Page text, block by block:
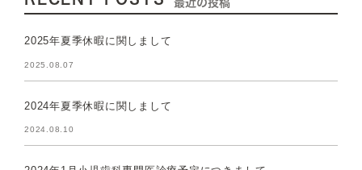
最近の投稿
2025年夏季休暇に関しまして
2025.08.07
2024年夏季休暇に関しまして
2024.08.10